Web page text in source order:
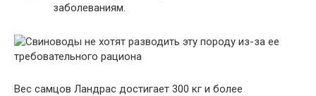
заболеваниям.
Вес самцов Ландрас достигает 300 кг и более